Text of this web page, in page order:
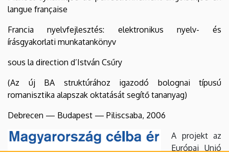
langue française
Francia nyelvfejlesztés: elektronikus nyelv- és
írásgyakorlati munkatankönyv
sous la direction d’István Csűry
(Az új BA struktúrához igazodó bolognai típusú
romanisztika alapszak oktatását segítő tananyag)
Debrecen — Budapest — Piliscsaba, 2006
A projekt az
Európai Unió